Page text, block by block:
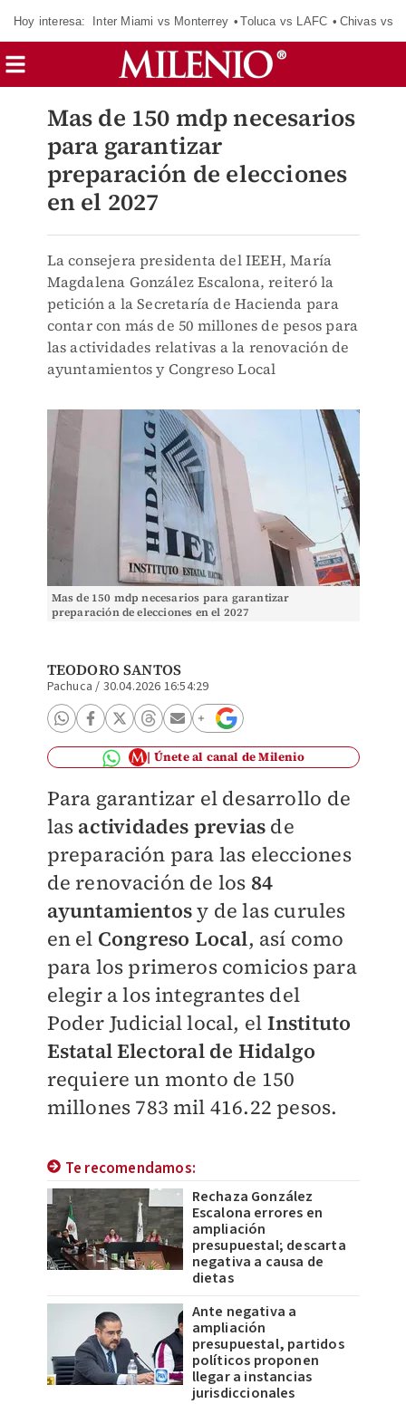
Hoy interesa: Inter Miami vs Monterrey Toluca vs LAFC Chivas vs
Mas de 150 mdp necesarios
para garantizar
preparación de elecciones
en el 2027
La consejera presidenta del IEEH, María
Magdalena González Escalona, reiteró la
petición a la Secretaría de Hacienda para
contar con más de 50 millones de pesos para
las actividades relativas a la renovación de
ayuntamientos y Congreso Local
Mas de 150 mdp necesarios para garantizar
preparación de elecciones en el 2027
TEODORO SANTOS
Pachuca / 30.04.2026 16:54:29
Únete al canal de Milenio
Para garantizar el desarrollo de
las actividades previas de
preparación para las elecciones
de renovación de los 84
ayuntamientosy de las curules
en el Congreso Local, así como
para los primeros comicios para
elegir a los integrantes del
Poder Judicial local, el Instituto
Estatal Electoral de Hidalgo
requiere un monto de 150
millones 783 mil 416.22 pesos.
Te recomendamos:
Rechaza González
Escalona errores en
ampliación
presupuestal; descarta
negativa a causa de
dietas
Ante negativa a
ampliación
presupuestal, partidos
políticos proponen
llegar a instancias
jurisdiccionales